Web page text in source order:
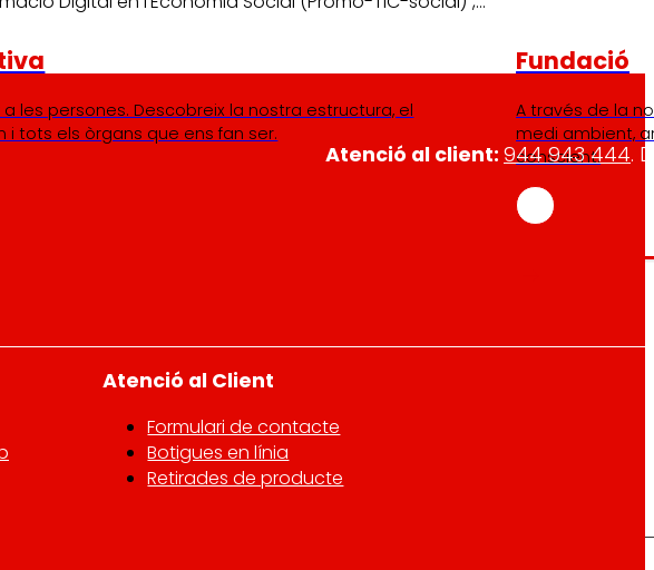
a les persones. Descobreix la nostra estructura, el
i tots els òrgans que ens fan ser.
Fundació
A través de la
medi ambient,
conscient.
Atenció al client: 944 943 444.
Atenció al Client
Formulari de contacte
Botigues en línia
Retirades de producte